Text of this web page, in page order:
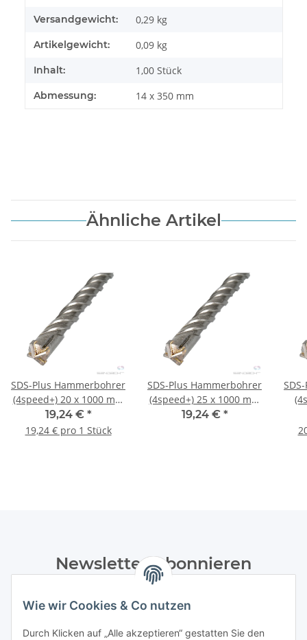
Wie wir Cookies & Co nutzen
Durch Klicken auf „Alle akzeptieren“ gestatten Sie den
Versandgewicht: 0,29 kg
Artikelgewicht: 0,09 kg
Inhalt: 1,00 Stück
Abmessung: 14 x 350 mm
Ähnliche Artikel
SDS-Plus Hammerbohrer
(4speed+) 20 x 1000 mm
1 Stck.
19,24 € *
19,24 € pro 1 Stück
SDS-Plus Hammerbohrer
(4speed+) 25 x 1000 mm
1 Stck.
19,24 € *
Newsletter Abonnieren
Datenschutzerklärungregelmäßig und jederzeit widerruflich